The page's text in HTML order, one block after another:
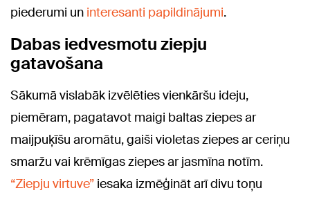
piederumi un interesanti papildinājumi.
Dabas iedvesmotu ziepju
gatavošana
Sākumā vislabāk izvēlēties vienkāršu ideju,
piemēram, pagatavot maigi baltas ziepes ar
maijpuķīšu aromātu, gaiši violetas ziepes ar ceriņu
smaržu vai krēmīgas ziepes ar jasmīna notīm.
“Ziepju virtuve” iesaka izmēģināt arī divu toņu